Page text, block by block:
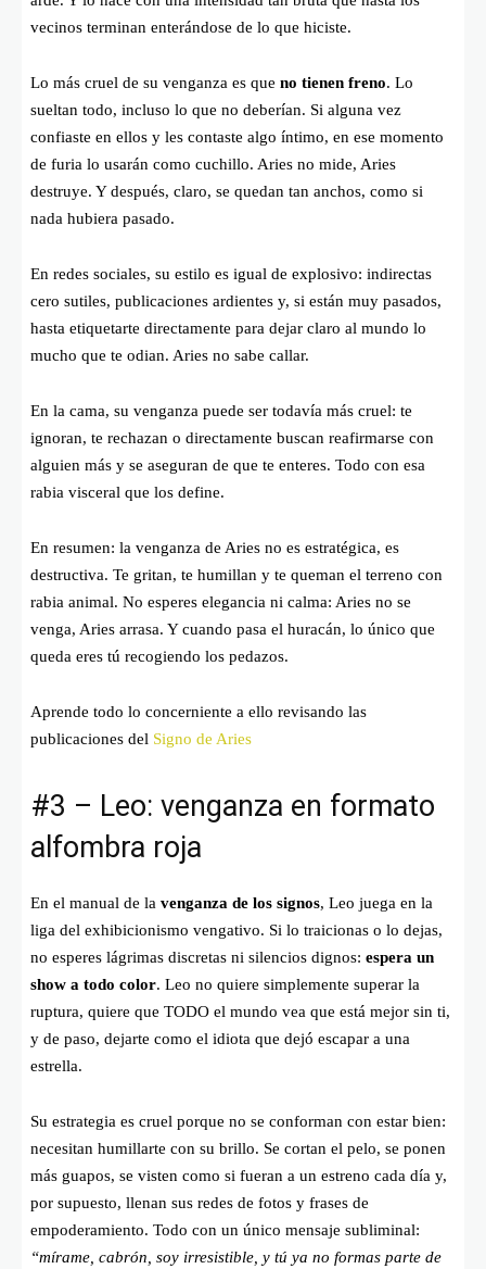
vecinos terminan enterándose de lo que hiciste.
Lo más cruel de su venganza es que no tienen freno. Lo
sueltan todo, incluso lo que no deberían. Si alguna vez
confiaste en ellos y les contaste algo íntimo, en ese momento
de furia lo usarán como cuchillo. Aries no mide, Aries
destruye. Y después, claro, se quedan tan anchos, como si
nada hubiera pasado.
En redes sociales, su estilo es igual de explosivo: indirectas
cero sutiles, publicaciones ardientes y, si están muy pasados,
hasta etiquetarte directamente para dejar claro al mundo lo
mucho que te odian. Aries no sabe callar.
En la cama, su venganza puede ser todavía más cruel: te
ignoran, te rechazan o directamente buscan reafirmarse con
alguien más y se aseguran de que te enteres. Todo con esa
rabia visceral que los define.
En resumen: la venganza de Aries no es estratégica, es
destructiva. Te gritan, te humillan y te queman el terreno con
rabia animal. No esperes elegancia ni calma: Aries no se
venga, Aries arrasa. Y cuando pasa el huracán, lo único que
queda eres tú recogiendo los pedazos.
Aprende todo lo concerniente a ello revisando las
publicaciones del Signo de Aries
#3 – Leo: venganza en formato
alfombra roja
En el manual de la venganza de los signos, Leo juega en la
liga del exhibicionismo vengativo. Si lo traicionas o lo dejas,
no esperes lágrimas discretas ni silencios dignos: espera un
show a todo color. Leo no quiere simplemente superar la
ruptura, quiere que TODO el mundo vea que está mejor sin ti,
y de paso, dejarte como el idiota que dejó escapar a una
estrella.
Su estrategia es cruel porque no se conforman con estar bien:
necesitan humillarte con su brillo. Se cortan el pelo, se ponen
más guapos, se visten como si fueran a un estreno cada día y,
por supuesto, llenan sus redes de fotos y frases de
empoderamiento. Todo con un único mensaje subliminal:
“mírame, cabrón, soy irresistible, y tú ya no formas parte de